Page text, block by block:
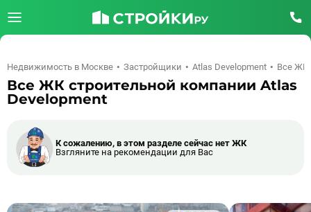
Недвижимость в Москве Застройщики Atlas Development Все ЖК
Все ЖК строительной компании Atlas
Development
К сожалению, в этом разделе сейчас нет ЖК
Взгляните на рекомендации для Вас